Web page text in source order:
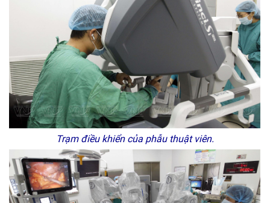
Trạm điều khiển của phẫu thuật viên.